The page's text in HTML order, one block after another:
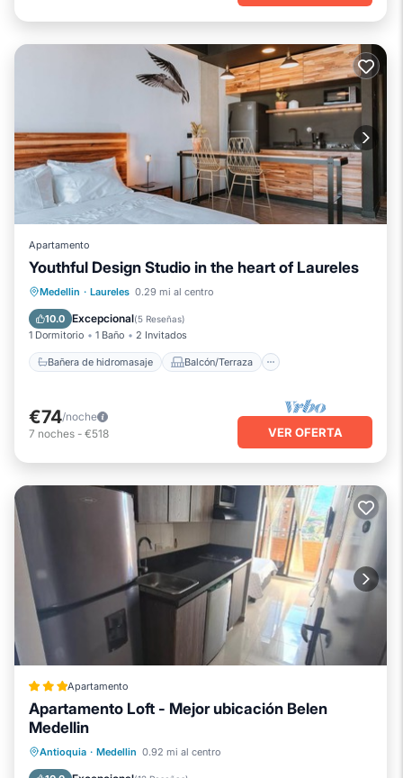
Apartamento
Youthful Design Studio in the heart of Laureles
Medellin · Laureles 0.29 mi al centro
10.0 Excepcional(5 Reseñas)
1 Dormitorio 1 Baño 2 Invitados
Bañera de hidromasaje Balcón/Terraza
Bañera de hidromasaje
Cocina
Aire acondicionado
€74/noche
7 noches - €518 VER OFERTA
Apartamento
Apartamento Loft - Mejor ubicación Belen
Medellin
Antioquia · Medellin 0.92 mi al centro
Balcón/Terraza
Internet
Accesible en silla de ruedas